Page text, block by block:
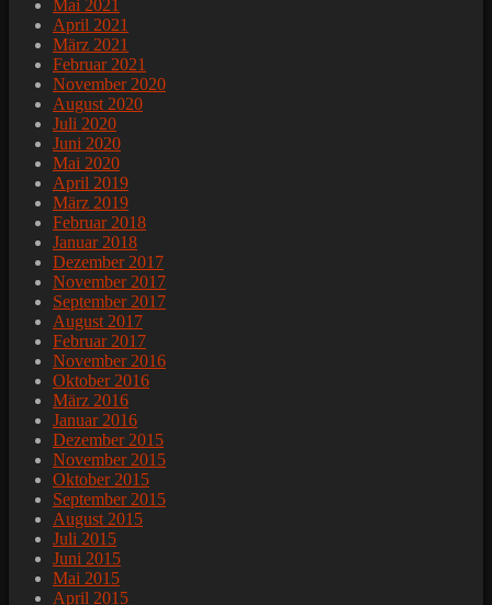
Mai 2021
April 2021
März 2021
Februar 2021
November 2020
August 2020
Juli 2020
Juni 2020
Mai 2020
April 2019
März 2019
Februar 2018
Januar 2018
Dezember 2017
November 2017
September 2017
August 2017
Februar 2017
November 2016
Oktober 2016
März 2016
Januar 2016
Dezember 2015
November 2015
Oktober 2015
September 2015
August 2015
Juli 2015
Juni 2015
Mai 2015
April 2015